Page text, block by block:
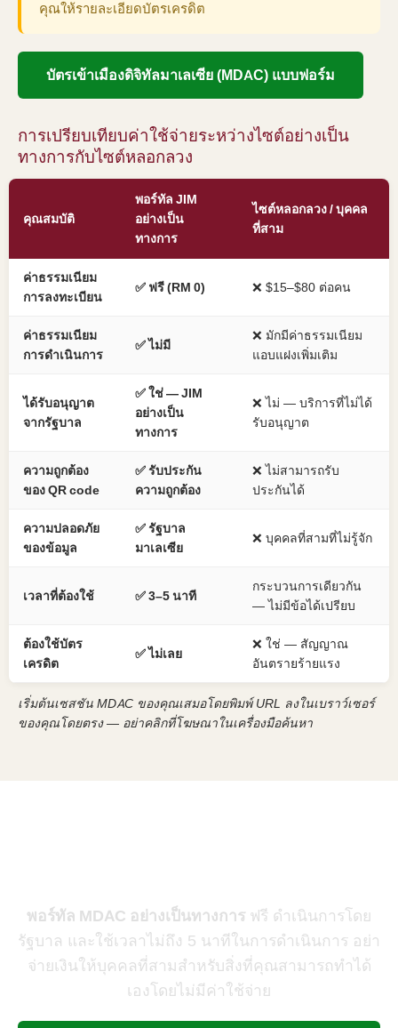
คุณให้รายละเอียดบัตรเครดิต
บัตรเข้าเมืองดิจิทัลมาเลเซีย (MDAC) แบบฟอร์ม
การเปรียบเทียบค่าใช้จ่ายระหว่างไซต์อย่างเป็น
ทางการกับไซต์หลอกลวง
คุณสมบัติ
พอร์ทัล JIM
อย่างเป็น
ทางการ
ไซต์หลอกลวง / บุคคล
ที่สาม
ค่าธรรมเนียม
การลงทะเบียน
✅ ฟรี (RM 0) ❌ $15–$80 ต่อคน
ค่าธรรมเนียม
การดำเนินการ
✅ ไม่มี
❌ มักมีค่าธรรมเนียม
แอบแฝงเพิ่มเติม
ได้รับอนุญาต
จากรัฐบาล
✅ ใช่ — JIM
อย่างเป็น
ทางการ
❌ ไม่ — บริการที่ไม่ได้
รับอนุญาต
ความถูกต้อง
ของ QR code
✅ รับประกัน
ความถูกต้อง
❌ ไม่สามารถรับ
ประกันได้
ความปลอดภัย
ของข้อมูล
✅ รัฐบาล
มาเลเซีย
❌ บุคคลที่สามที่ไม่รู้จัก
เวลาที่ต้องใช้ ✅ 3–5 นาที
กระบวนการเดียวกัน
— ไม่มีข้อได้เปรียบ
ต้องใช้บัตร
เครดิต
✅ ไม่เลย
❌ ใช่ — สัญญาณ
อันตรายร้ายแรง
เริ่มต้นเซสชัน MDAC ของคุณเสมอโดยพิมพ์ URL ลงในเบราว์เซอร์
ของคุณโดยตรง — อย่าคลิกที่โฆษณาในเครื่องมือค้นหา
พอร์ทัล MDAC อย่างเป็นทางการ ฟรี ดำเนินการโดย
รัฐบาล และใช้เวลาไม่ถึง 5 นาทีในการดำเนินการ อย่า
จ่ายเงินให้บุคคลที่สามสำหรับสิ่งที่คุณสามารถทำได้
เองโดยไม่มีค่าใช้จ่าย